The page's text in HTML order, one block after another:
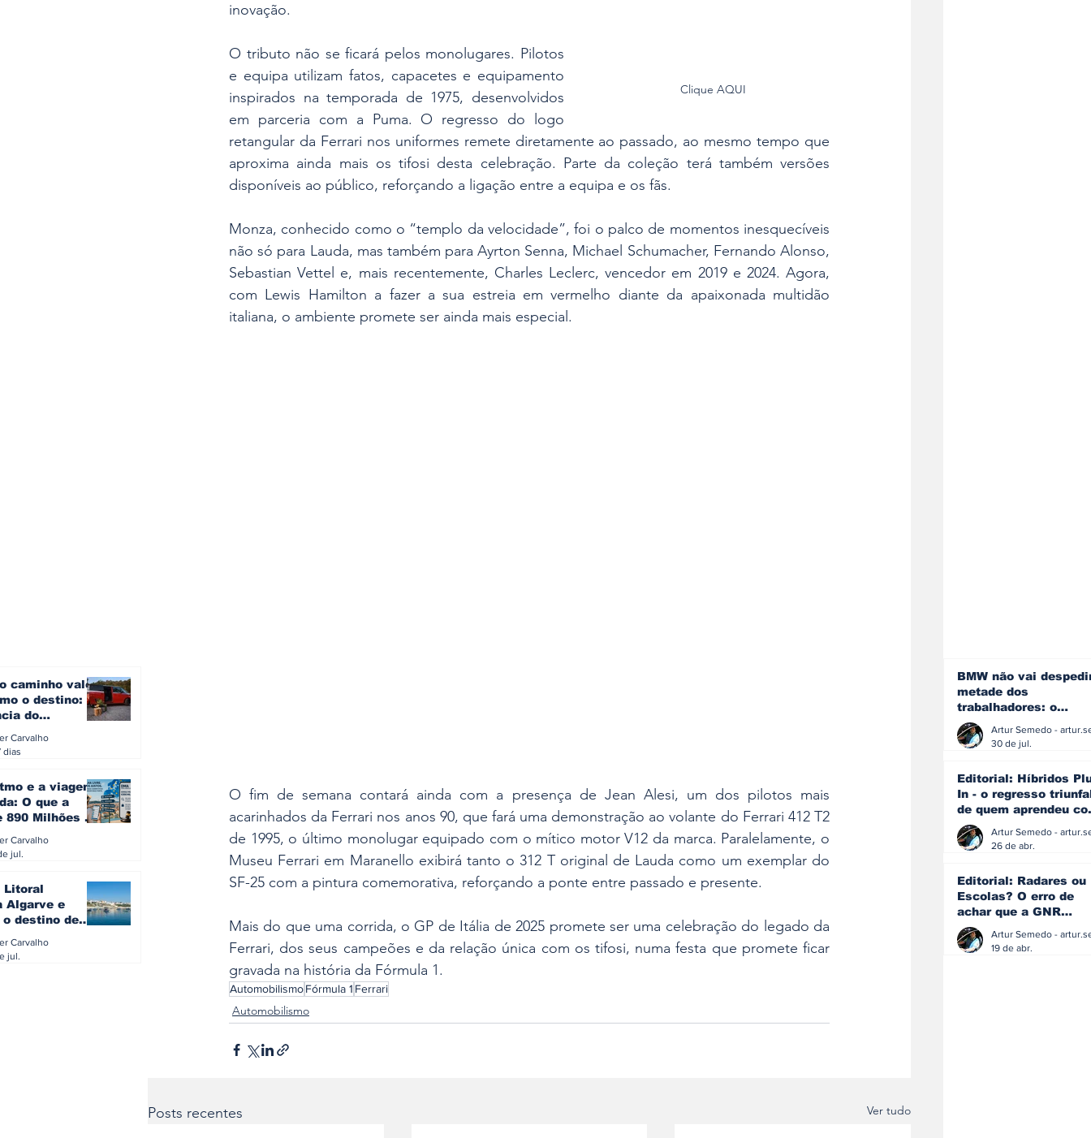
Clique AQUI
inovação.
O tributo não se ficará pelos monolugares. Pilotos
e equipa utilizam fatos, capacetes e equipamento
inspirados na temporada de 1975, desenvolvidos
em parceria com a Puma. O regresso do logo
retangular da Ferrari nos uniformes remete diretamente ao passado, ao mesmo tempo que
aproxima ainda mais os tifosi desta celebração. Parte da coleção terá também versões
disponíveis ao público, reforçando a ligação entre a equipa e os fãs.
Monza, conhecido como o “templo da velocidade”, foi o palco de momentos inesquecíveis
não só para Lauda, mas também para Ayrton Senna, Michael Schumacher, Fernando Alonso,
Sebastian Vettel e, mais recentemente, Charles Leclerc, vencedor em 2019 e 2024. Agora,
com Lewis Hamilton a fazer a sua estreia em vermelho diante da apaixonada multidão
italiana, o ambiente promete ser ainda mais especial.
O fim de semana contará ainda com a presença de Jean Alesi, um dos pilotos mais
acarinhados da Ferrari nos anos 90, que fará uma demonstração ao volante do Ferrari 412 T2
de 1995, o último monolugar equipado com o mítico motor V12 da marca. Paralelamente, o
Museu Ferrari em Maranello exibirá tanto o 312 T original de Lauda como um exemplar do
SF-25 com a pintura comemorativa, reforçando a ponte entre passado e presente.
Mais do que uma corrida, o GP de Itália de 2025 promete ser uma celebração do legado da
Ferrari, dos seus campeões e da relação única com os tifosi, numa festa que promete ficar
gravada na história da Fórmula 1.
AutomobilismoFórmula 1 Ferrari
Automobilismo
Posts recentes Ver tudo
caminho vale
o destino: a
do
europeu
Carvalho
dias
e a viagem
O que a
890 Milhões à
do turista na
Carvalho
jul.
Litoral
Algarve e
o destino de
Carvalho
jul.
BMW não vai
metade dos
trabalhadores: o
problema é o
que muitos decidiram
30 de jul.
Editorial: Híbridos
In - o regresso
de quem aprendeu
os erros do passado
26 de abr.
Editorial: Radares ou
Escolas? O erro de
achar que a GNR
resolve o que a
educação falhou
19 de abr.